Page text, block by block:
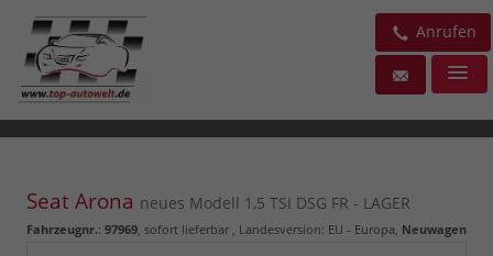
Anrufen
Seat Arona neues Modell 1,5 TSI DSG FR - LAGER
Fahrzeugnr.: 97969 sofort lieferbar , Landesversion: EU - Europa, Neuwagen